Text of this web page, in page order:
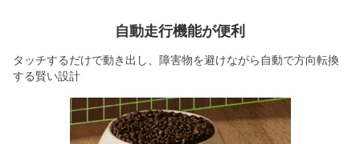
自動走行機能が便利
タッチするだけで動き出し、障害物を避けながら自動で方向転換
する賢い設計